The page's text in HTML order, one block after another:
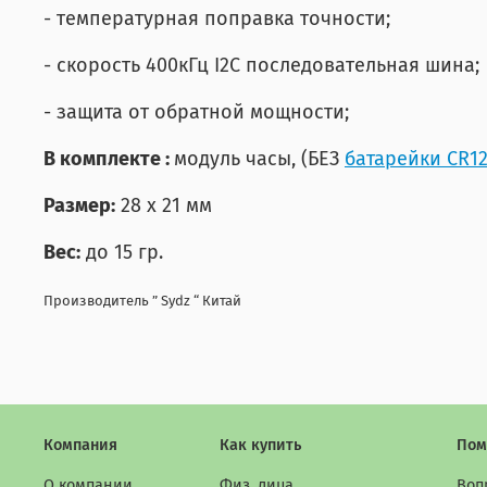
- температурная поправка точности;
- скорость 400кГц I2C последовательная шина;
- защита от обратной мощности;
В комплекте : модуль часы, (БЕЗ батарейки
Размер: 28 х 21 мм
Вес: до 15 гр.
Производитель ” Sydz “ Китай
Компания Как купить